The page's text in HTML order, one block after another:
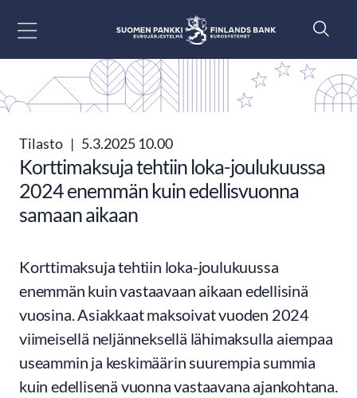
Tilasto | 5.3.2025 10.00
Korttimaksuja tehtiin loka-joulukuussa
2024 enemmän kuin edellisvuonna
samaan aikaan
Korttimaksuja tehtiin loka-joulukuussa
enemmän kuin vastaavaan aikaan edellisinä
vuosina. Asiakkaat maksoivat vuoden 2024
viimeisellä neljänneksellä lähimaksulla aiempaa
useammin ja keskimäärin suurempia summia
kuin edellisenä vuonna vastaavana ajankohtana.